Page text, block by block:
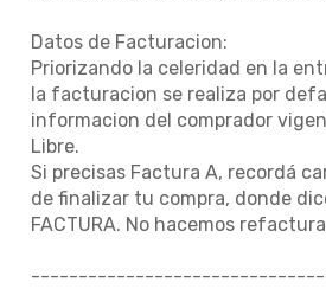
Datos de Facturacion:
Priorizando la celeridad en la
la facturacion se realiza por
informacion del comprador
Libre.
Si precisas Factura A, recordá
de finalizar tu compra, donde
FACTURA. No hacemos